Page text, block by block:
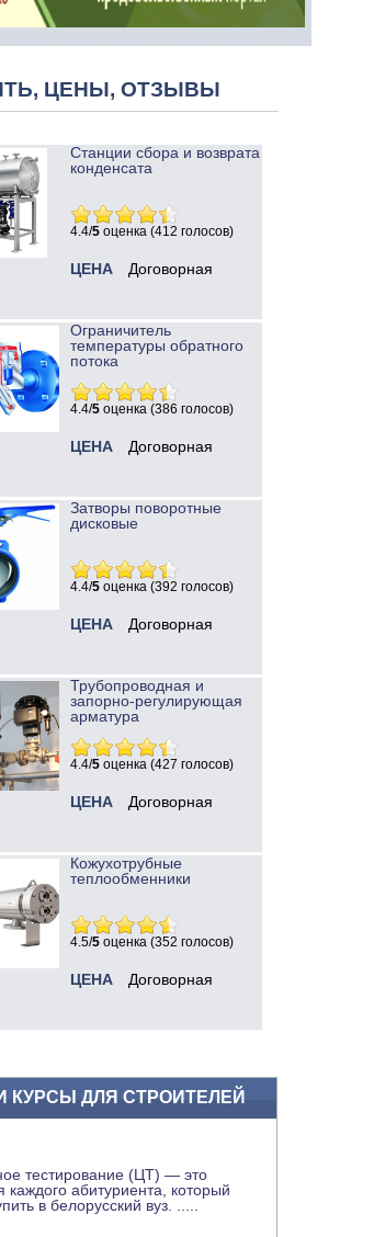
ЦЕНЫ, ОТЗЫВЫ
Станции сбора и возврата
конденсата
4.4/5 оценка (412 голосов)
ЦЕНА Договорная
Ограничитель
температуры обратного
потока
4.4/5 оценка (386 голосов)
ЦЕНА Договорная
Затворы поворотные
дисковые
4.4/5 оценка (392 голосов)
ЦЕНА Договорная
Трубопроводная и
запорно-регулирующая
арматура
4.4/5 оценка (427 голосов)
ЦЕНА Договорная
Кожухотрубные
теплообменники
4.5/5 оценка (352 голосов)
ЦЕНА Договорная
КУРСЫ ДЛЯ СТРОИТЕЛЕЙ
тестирование (ЦТ) — это
каждого абитуриента, который
в белорусский вуз.